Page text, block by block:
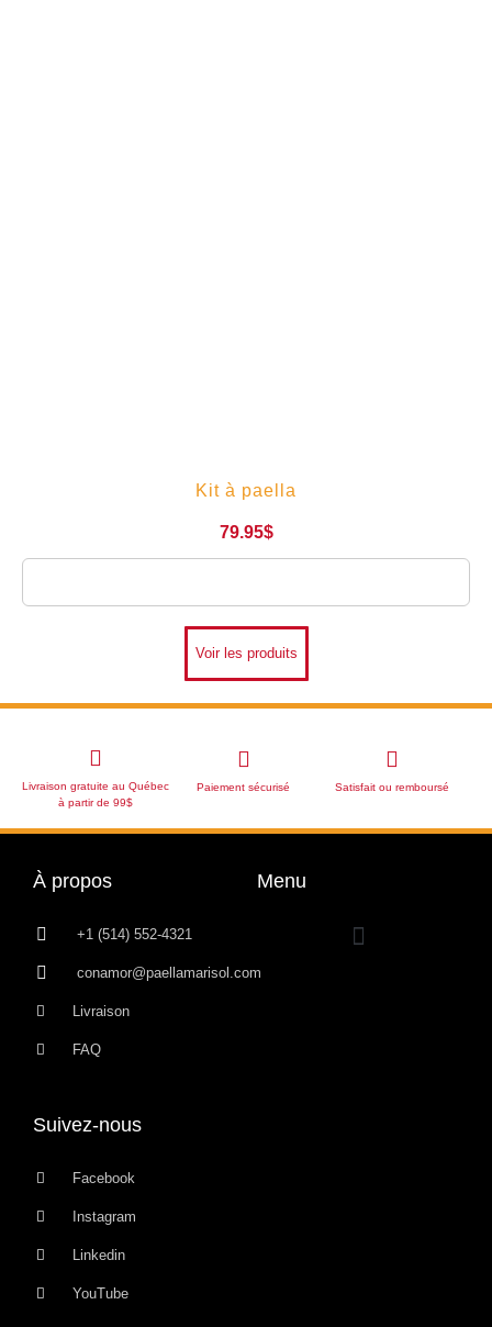
Kit à paella
79.95$
Voir les produits
Livraison gratuite au Québec
à partir de 99$
Paiement sécurisé Satisfait ou remboursé
À propos
+1 (514) 552-4321
conamor@paellamarisol.com
Livraison
FAQ
Menu
Suivez-nous
Facebook
Instagram
Linkedin
YouTube